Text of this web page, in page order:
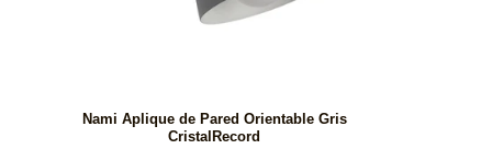
Nami Aplique de Pared Orientable Gris
CristalRecord